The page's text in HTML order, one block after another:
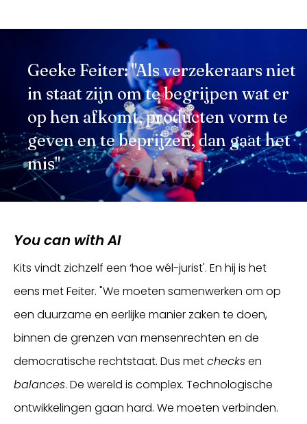
Geeke Feiter: "Als verzekeraars niet
in staat zijn om te begrijpen wat er
op hen afkomt, producten vorm te
geven en te beprijzen, dan gaat het
mis"
You can with AI
Kits vindt zichzelf een ‘hoe wél-jurist'. En hij is het
eens met Feiter. "We moeten samenwerken om op
een duurzame en eerlijke manier zaken te doen,
binnen de grenzen van mensenrechten en de
democratische rechtstaat. Dus metchecksen
balances. De wereld is complex. Technologische
ontwikkelingen gaan hard. We moeten verbinden.